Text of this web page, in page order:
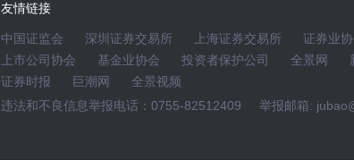
友情链接
中国证监会 深圳证券交易所 上海证券交易所
证券业
上市公司协会
基金业协会 投资者保护公司 全景网
证券时报
巨潮网 全景视频
违法和不良信息举报电话：0755-82512409 举报邮箱: